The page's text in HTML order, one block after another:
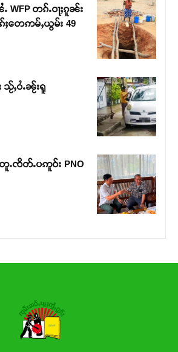
SHAN
ၸႂ်ၵူၼ်းမိူင်း ၵူႈတီႈၵူႈလႅၼ်ပေႃးတေၸွ
ႃႉၼၼ်ႉ ၶဝ်ႈႁူမ်ႈၵမ်ႉထႅမ် ၸုမ်းၶၢ
WFP တၵ်ႉဝႃႈၵူၼ်း
ႈတေဢမ်ႇယွမ်း 49
သႂ်ႇဝႆႉၼႂ်းရူ
ႉၸိတ်ႉပဢူဝ်း PNO